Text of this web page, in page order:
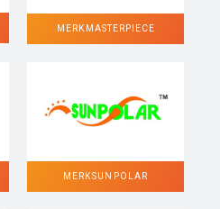
MERK MASTERPIECE
MERK SUN POLAR